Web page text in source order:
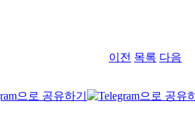
이전 목록 다음